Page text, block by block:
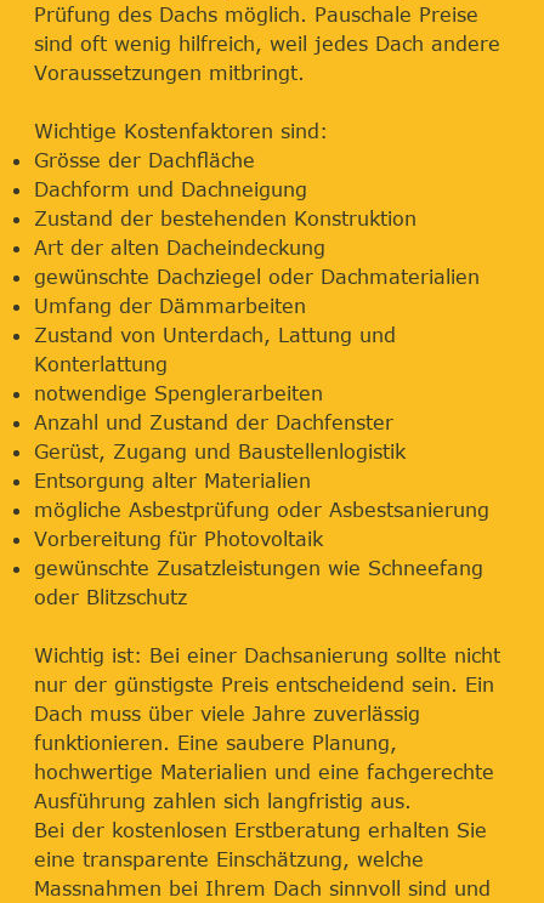
Prüfung des Dachs möglich. Pauschale Preise
sind oft wenig hilfreich, weil jedes Dach andere
Voraussetzungen mitbringt.
Wichtige Kostenfaktoren sind:
Grösse der Dachfläche
Dachform und Dachneigung
Zustand der bestehenden Konstruktion
Art der alten Dacheindeckung
gewünschte Dachziegel oder Dachmaterialien
Umfang der Dämmarbeiten
Zustand von Unterdach, Lattung und
Konterlattung
notwendige Spenglerarbeiten
Anzahl und Zustand der Dachfenster
Gerüst, Zugang und Baustellenlogistik
Entsorgung alter Materialien
mögliche Asbestprüfung oder Asbestsanierung
Vorbereitung für Photovoltaik
gewünschte Zusatzleistungen wie Schneefang
oder Blitzschutz
Wichtig ist: Bei einer Dachsanierung sollte nicht
nur der günstigste Preis entscheidend sein. Ein
Dach muss über viele Jahre zuverlässig
funktionieren. Eine saubere Planung,
hochwertige Materialien und eine fachgerechte
Ausführung zahlen sich langfristig aus.
Bei der kostenlosen Erstberatung erhalten Sie
eine transparente Einschätzung, welche
Massnahmen bei Ihrem Dach sinnvoll sind und